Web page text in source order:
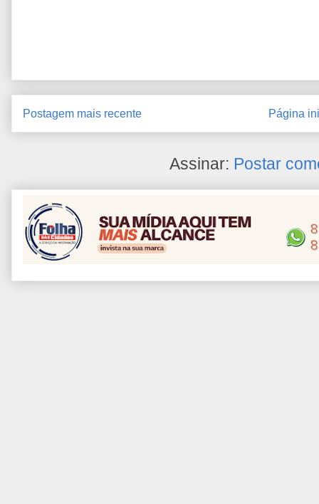
Postagem mais recente Página
Assinar: Postar